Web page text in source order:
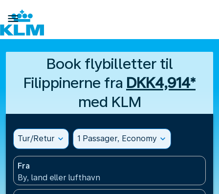

Book flybilletter til
Filippinerne fra DKK4,914*
med KLM
Tur/Retur expand_more 1 Passager, Economy expand_more
Fra
By, land eller lufthavn